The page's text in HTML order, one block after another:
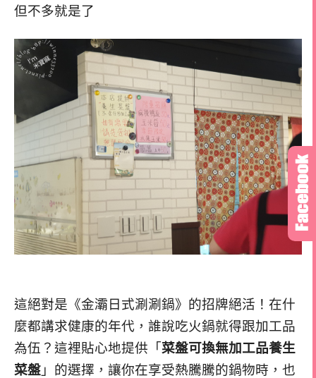
但不多就是了
這絕對是《金灞日式涮涮鍋》的招牌絕活！在什
麼都講求健康的年代，誰說吃火鍋就得跟加工品
為伍？這裡貼心地提供「 菜盤可換無加工品養生
菜盤 」的選擇，讓你在享受熱騰騰的鍋物時，也